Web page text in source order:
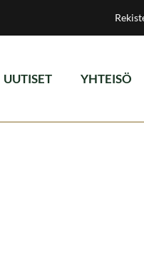
UUTISET YHTEISÖ